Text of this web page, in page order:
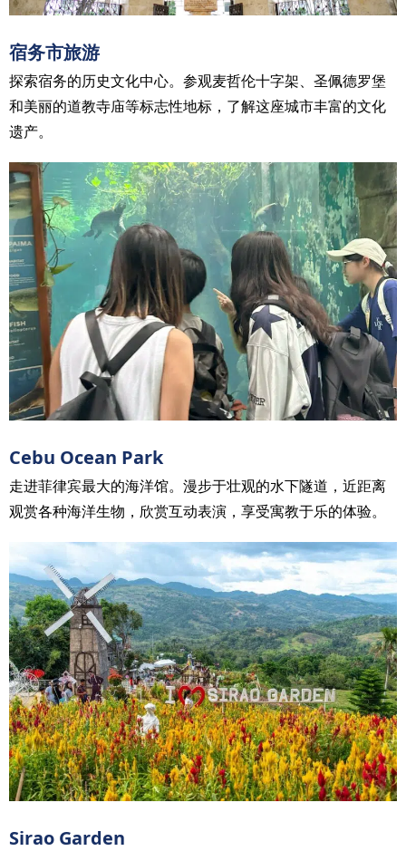
宿务市旅游
探索宿务的历史文化中心。参观麦哲伦十字架、圣佩德罗堡
和美丽的道教寺庙等标志性地标，了解这座城市丰富的文化
遗产。
Cebu Ocean Park
走进菲律宾最大的海洋馆。漫步于壮观的水下隧道，近距离
观赏各种海洋生物，欣赏互动表演，享受寓教于乐的体验。
Sirao Garden